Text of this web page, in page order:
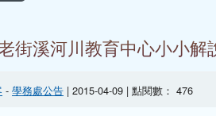
老街溪河川教育中心小小
-學務處公告 | 2015-04-09 | 點閱數： 476